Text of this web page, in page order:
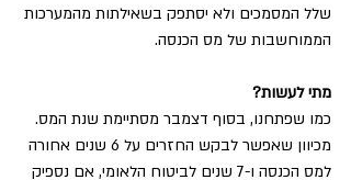
שלל המסמכים ולא יסתפק בשאילתות מהמערכות
הממוחשבות של מס הכנסה.
מתי לעשות?
כמו שפתחנו, בסוף דצמבר מסתיימת שנת המס.
מכיוון שאפשר לבקש החזרים על 6 שנים אחורה
למס הכנסה ו-7 שנים לביטוח הלאומי, אם נספיק